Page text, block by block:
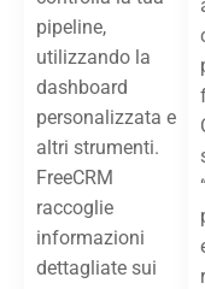
pipeline,
utilizzando la
dashboard
personalizzata e
altri strumenti.
FreeCRM
raccoglie
informazioni
dettagliate sui